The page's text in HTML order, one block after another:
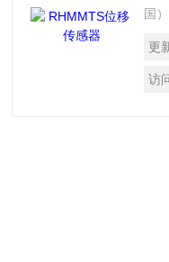
国
（
速
更
访